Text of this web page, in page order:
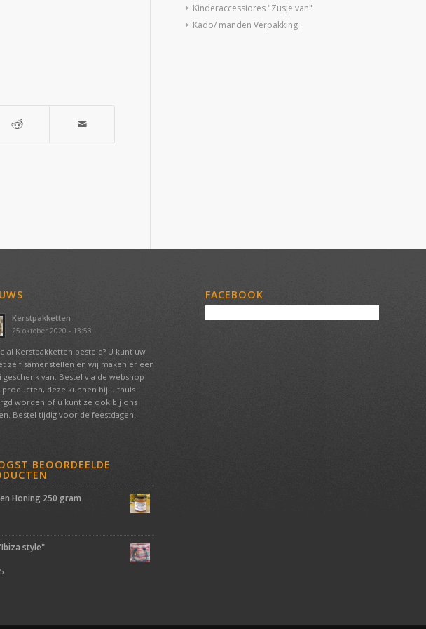
Kinderaccessiores "Zusje van"
Kado/ manden Verpakking
Kerstpakketten
25 oktober 2020 - 13:53
al Kerstpakketten besteld? U kunt uw
zelf samenstellen en wij maken er een
van. Bestel via de webshop
producten, deze kunnen bij u thuis
worden of u kunt ze ook bij ons
Bestel tijdig voor de feestdagen.
BEOORDEELDE
Honing 250 gram
style"
FACEBOOK